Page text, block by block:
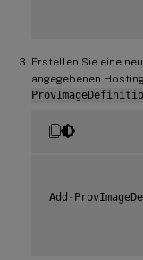
Erstellen Sie eine
angegebenen
Add -